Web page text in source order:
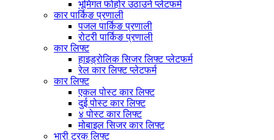
भूमिगत फोहोर उठाउने प्लेटफर्म
कार पार्किङ प्रणाली
पजल पार्किङ प्रणाली
रोटरी पार्किङ प्रणाली
कार लिफ्ट
हाइड्रोलिक सिजर लिफ्ट प्लेटफर्म
रेल कार लिफ्ट प्लेटफर्म
कार लिफ्ट
एकल पोस्ट कार लिफ्ट
दुई पोस्ट कार लिफ्ट
४ पोस्ट कार लिफ्ट
मोबाइल सिजर कार लिफ्ट
भारी ट्रक लिफ्ट